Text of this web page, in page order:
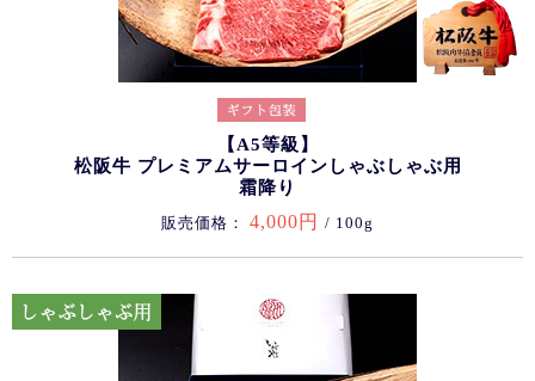
【A5等級】
松阪牛 プレミアムサーロインしゃぶしゃぶ用
霜降り
販売価格： 4,000円 / 100g